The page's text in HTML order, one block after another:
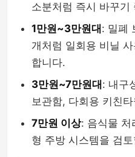
소분처럼 즉시 바꾸기
1만원~3만원대 : 밀폐
개처럼 일회용 비닐
합니다.
3만원~7만원대 : 내구
보관함, 다회용 키친
7만원 이상: 음식물 처
형 주방 시스템을 검